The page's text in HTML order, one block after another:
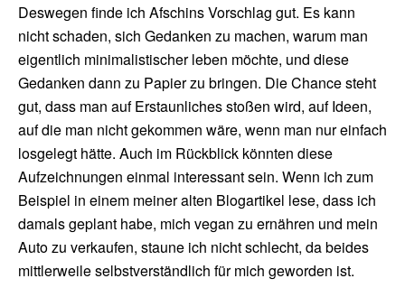
Deswegen finde ich Afschins Vorschlag gut. Es kann
nicht schaden, sich Gedanken zu machen, warum man
eigentlich minimalistischer leben möchte, und diese
Gedanken dann zu Papier zu bringen. Die Chance steht
gut, dass man auf Erstaunliches stoßen wird, auf Ideen,
auf die man nicht gekommen wäre, wenn man nur einfach
losgelegt hätte. Auch im Rückblick könnten diese
Aufzeichnungen einmal interessant sein. Wenn ich zum
Beispiel in einem meiner alten Blogartikel lese, dass ich
damals geplant habe, mich vegan zu ernähren und mein
Auto zu verkaufen, staune ich nicht schlecht, da beides
mittlerweile selbstverständlich für mich geworden ist.